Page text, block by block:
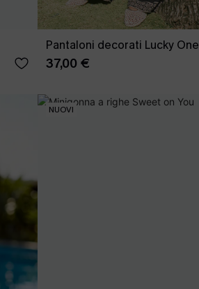
Pantaloni decorati Lucky One
37,00 €
NUOVI